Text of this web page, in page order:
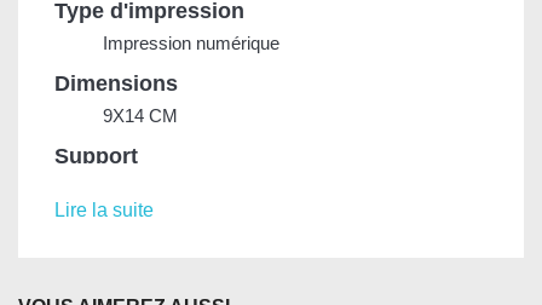
Type d'impression
Impression numérique
Dimensions
9X14 CM
Support
Tige en métal de 22 cm
Lire la suite